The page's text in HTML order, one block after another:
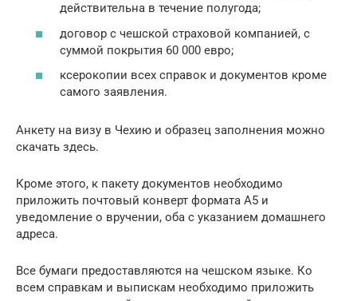
действительна в течение полугода;
договор с чешской страховой компанией, с
суммой покрытия 60 000 евро;
ксерокопии всех справок и документов кроме
самого заявления.
Анкету на визу в Чехию и образец заполнения можно
скачать здесь.
Кроме этого, к пакету документов необходимо
приложить почтовый конверт формата А5 и
уведомление о вручении, оба с указанием домашнего
адреса.
Все бумаги предоставляются на чешском языке. Ко
всем справкам и выпискам необходимо приложить